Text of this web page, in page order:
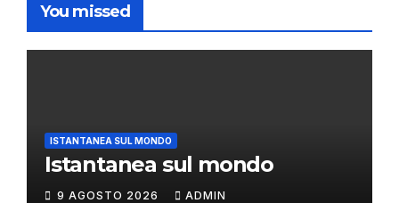
You missed
ISTANTANEA SUL MONDO
Istantanea sul mondo
9 AGOSTO 2026 ADMIN